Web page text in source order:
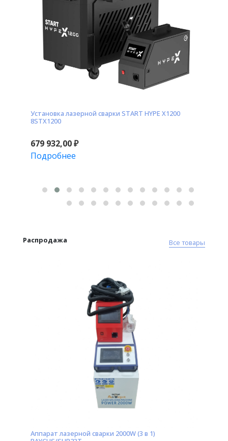
Установка лазерной сварки START HYPE X1500
8STX1500
679 932,00₽
Подробнее
Распродажа Все товары
Аппарат лазерной сварки 1500W (3 в 1)